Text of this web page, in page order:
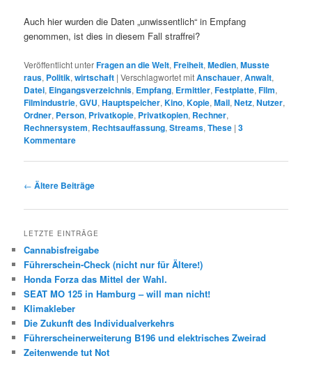
Auch hier wurden die Daten „unwissentlich“ in Empfang
genommen, ist dies in diesem Fall straffrei?
Veröffentlicht unterFragen an die Welt,Freiheit,Medien,Musste
raus, Politik,wirtschaft |Verschlagwortet mitAnschauer,Anwalt,
Datei, Eingangsverzeichnis, Empfang, Ermittler,Festplatte,Film,
Filmindustrie,GVU,Hauptspeicher,Kino,Kopie,Mail,Netz,Nutzer,
Ordner, Person, Privatkopie, Privatkopien, Rechner,
Rechnersystem, Rechtsauffassung,Streams,These |3
Kommentare
Beitrags-
← Ältere Beiträge
LETZTE EINTRÄGE
Cannabisfreigabe
Führerschein-Check (nicht nur für Ältere!)
Honda Forza das Mittel der Wahl.
SEAT MO 125 in Hamburg – will man nicht!
Klimakleber
Die Zukunft des Individualverkehrs
Führerscheinerweiterung B196 und elektrisches Zweirad
Zeitenwende tut Not